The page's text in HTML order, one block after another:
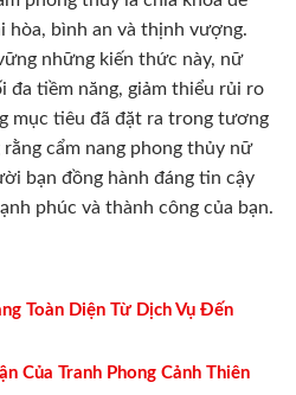
hòa, bình an và thịnh vượng.
những kiến thức này, nữ
đa tiềm năng, giảm thiểu rủi ro
mục tiêu đã đặt ra trong tương
cẩm nang phong thủy nữ
bạn đồng hành đáng tin cậy
phúc và thành công của bạn.
Toàn Diện Từ Dịch Vụ Đến
Của Tranh Phong Cảnh Thiên